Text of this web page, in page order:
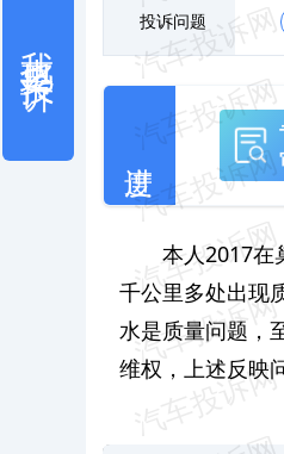
投诉问题
本人2017在
千公里多处出现
水是质量问题，
维权，上述反映